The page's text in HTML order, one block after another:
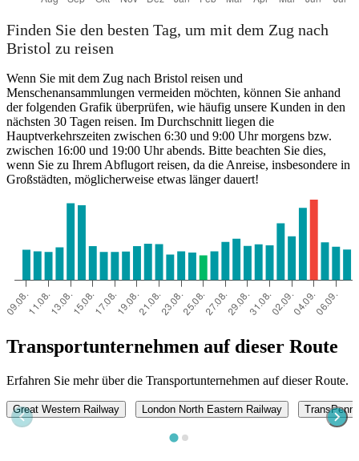
Finden Sie den besten Tag, um mit dem Zug nach
Bristol zu reisen
Wenn Sie mit dem Zug nach Bristol reisen und
Menschenansammlungen vermeiden möchten, können Sie anhand
der folgenden Grafik überprüfen, wie häufig unsere Kunden in den
nächsten 30 Tagen reisen. Im Durchschnitt liegen die
Hauptverkehrszeiten zwischen 6:30 und 9:00 Uhr morgens bzw.
zwischen 16:00 und 19:00 Uhr abends. Bitte beachten Sie dies,
wenn Sie zu Ihrem Abflugort reisen, da die Anreise, insbesondere in
Großstädten, möglicherweise etwas länger dauert!
Transportunternehmen auf dieser Route
Erfahren Sie mehr über die Transportunternehmen auf dieser Route.
Great Western Railway London North Eastern Railway